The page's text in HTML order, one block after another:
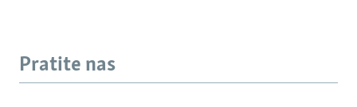
Pratite nas